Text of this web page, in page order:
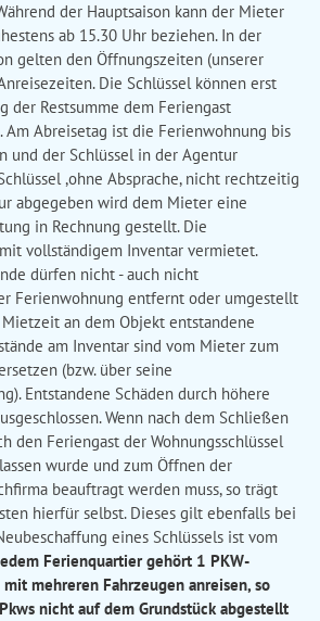
der Hauptsaison kann der Mieter
ab 15.30 Uhr beziehen. In der
gelten den Öffnungszeiten (unserer
Die Schlüssel können erst
der Restsumme dem Feriengast
Am Abreisetag ist die Ferienwohnung bis
und der Schlüssel in der Agentur
,ohne Absprache, nicht rechtzeitig
abgegeben wird dem Mieter eine
in Rechnung gestellt. Die
vollständigem Inventar vermietet.
dürfen nicht - auch nicht
Ferienwohnung entfernt oder umgestellt
an dem Objekt entstandene
am Inventar sind vom Mieter zum
(bzw. über seine
Entstandene Schäden durch höhere
Wenn nach dem Schließen
den Feriengast der Wohnungsschlüssel
wurde und zum Öffnen der
beauftragt werden muss, so trägt
hierfür selbst. Dieses gilt ebenfalls bei
eines Schlüssels ist vom
Ferienquartier gehört 1 PKW-
mehreren Fahrzeugen anreisen, so
nicht auf dem Grundstück abgestellt